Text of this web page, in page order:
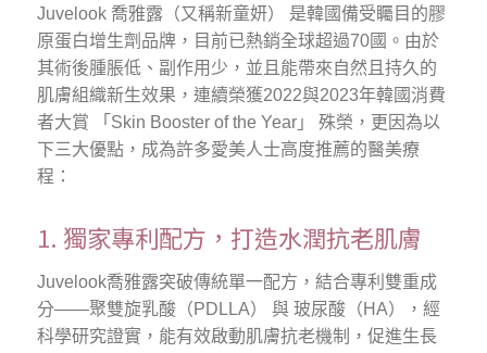
Juvelook 喬雅露（又稱新童妍） 是韓國備受矚目的膠
原蛋白增生劑品牌，目前已熱銷全球超過70國。由於
其術後腫脹低、副作用少，並且能帶來自然且持久的
肌膚組織新生效果，連續榮獲2022與2023年韓國消費
者大賞 「Skin Booster of the Year」 殊榮，更因為以
下三大優點，成為許多愛美人士高度推薦的醫美療
程：
1. 獨家專利配方，打造水潤抗老肌膚
Juvelook喬雅露突破傳統單一配方，結合專利雙重成
分——聚雙旋乳酸（PDLLA） 與 玻尿酸（HA），經
科學研究證實，能有效啟動肌膚抗老機制，促進生長